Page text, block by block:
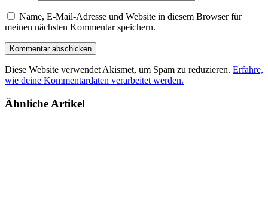
Name, E-Mail-Adresse und Website in diesem Browser für
meinen nächsten Kommentar speichern.
Diese Website verwendet Akismet, um Spam zu reduzieren. Erfahre,
wie deine Kommentardaten verarbeitet werden.
Ähnliche Artikel